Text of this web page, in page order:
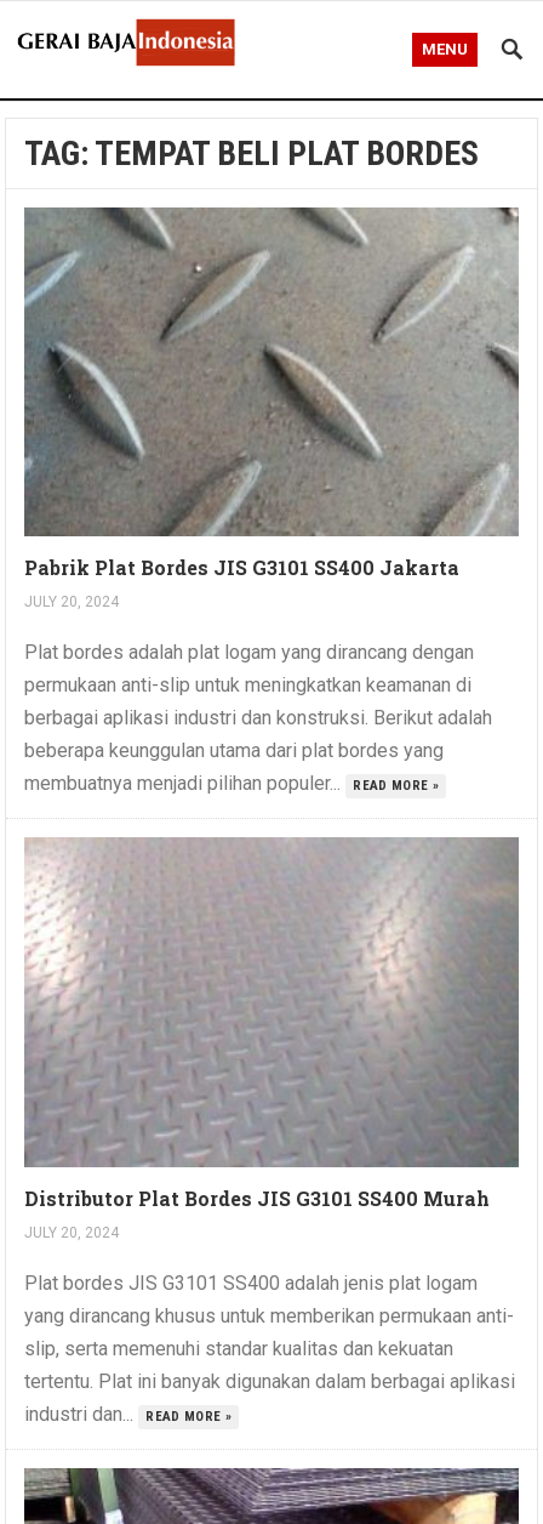
MENU
TAG: TEMPAT BELI PLAT BORDES
Pabrik Plat Bordes JIS G3101 SS400 Jakarta
JULY 20, 2024
Plat bordes adalah plat logam yang dirancang dengan
permukaan anti-slip untuk meningkatkan keamanan di
berbagai aplikasi industri dan konstruksi. Berikut adalah
beberapa keunggulan utama dari plat bordes yang
membuatnya menjadi pilihan populer...
READ MORE »
Distributor Plat Bordes JIS G3101 SS400 Murah
JULY 20, 2024
Plat bordes JIS G3101 SS400 adalah jenis plat logam
yang dirancang khusus untuk memberikan permukaan anti-
slip, serta memenuhi standar kualitas dan kekuatan
tertentu. Plat ini banyak digunakan dalam berbagai aplikasi
industri dan...
READ MORE »